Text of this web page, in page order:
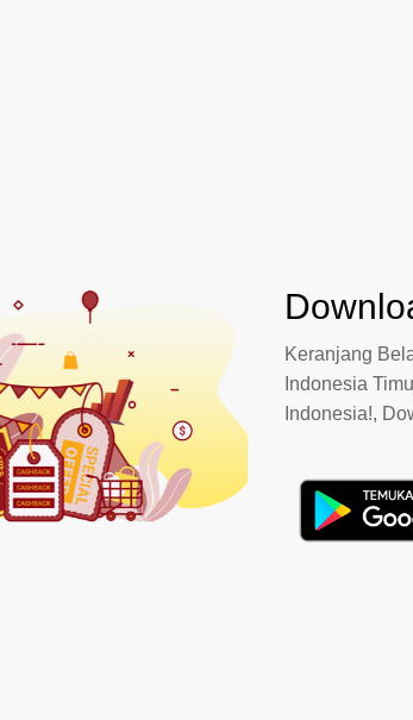
Keranjang
Indonesia
Indonesia!,